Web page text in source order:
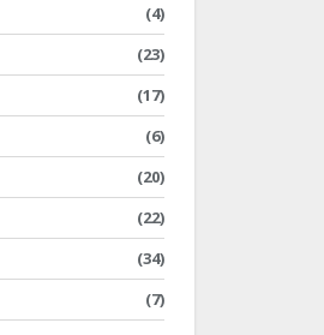
(4)
(23)
(17)
(6)
(20)
(22)
(34)
(7)